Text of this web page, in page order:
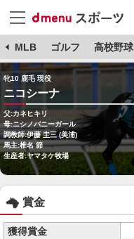
MLB ゴルフ 高校野球
牝10 鹿毛 現役
ニコシーナ
父:カネヒキリ
母:ニシノバニーガール
調教師:伊藤 圭三 (美浦)
馬主:椎名 節
生産者:ヤマタケ牧場
賞金
獲得賞金